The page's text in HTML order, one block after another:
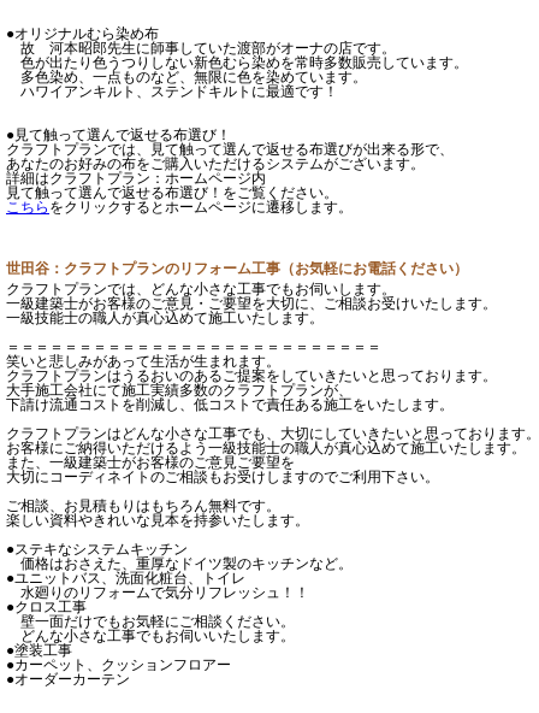
●オリジナルむら染め布
故 河本昭郎先生に師事していた渡部がオーナの店です。
色が出たり色うつりしない新色むら染めを常時多数販売しています。
多色染め、一点ものなど、無限に色を染めています。
ハワイアンキルト、ステンドキルトに最適です！
●見て触って選んで返せる布選び！
クラフトプランでは、見て触って選んで返せる布選びが出来る形で、
あなたのお好みの布をご購入いただけるシステムがございます。
詳細はクラフトプラン：ホームページ内
見て触って選んで返せる布選び！をご覧ください。
こちら をクリックするとホームページに遷移します。
世田谷：クラフトプランのリフォーム工事（お気軽にお電話ください）
クラフトプランでは、どんな小さな工事でもお伺いします。
一級建築士がお客様のご意見・ご要望を大切に、ご相談お受けいたします。
一級技能士の職人が真心込めて施工いたします。
＝＝＝＝＝＝＝＝＝＝＝＝＝＝＝＝＝＝＝＝＝＝＝＝＝＝
笑いと悲しみがあって生活が生まれます。
クラフトプランはうるおいのあるご提案をしていきたいと思っております。
大手施工会社にて施工実績多数のクラフトプランが、
下請け流通コストを削減し、低コストで責任ある施工をいたします。
クラフトプランはどんな小さな工事でも、大切にしていきたいと思っております。
お客様にご納得いただけるよう一級技能士の職人が真心込めて施工いたします。
また、一級建築士がお客様のご意見ご要望を
大切にコーディネイトのご相談もお受けしますのでご利用下さい。
ご相談、お見積もりはもちろん無料です。
楽しい資料やきれいな見本を持参いたします。
●ステキなシステムキッチン
価格はおさえた、重厚なドイツ製のキッチンなど。
●ユニットバス、洗面化粧台、トイレ
水廻りのリフォームで気分リフレッシュ！！
●クロス工事
壁一面だけでもお気軽にご相談ください。
どんな小さな工事でもお伺いいたします。
●塗装工事
●カーペット、クッションフロアー
●オーダーカーテン